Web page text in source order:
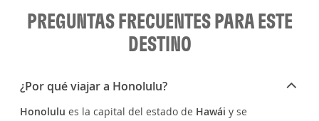
PREGUNTAS FRECUENTES PARA ESTE
DESTINO
¿Por qué viajar a Honolulu?
Honolulu es la capital del estado de Hawái y se